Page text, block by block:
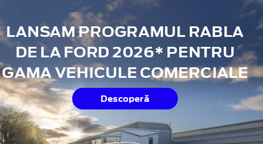
LANSAM PROGRAMUL RABLA
DE LA FORD 2026* PENTRU
GAMA VEHICULE COMERCIALE
Descoperă